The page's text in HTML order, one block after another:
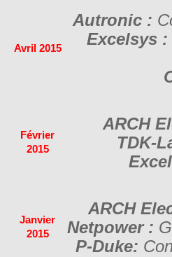
Avril 2015
Autronic :
Excelsys :
Février
2015
ARCH
TDK-
Janvier
2015
ARCH
Netpower :
P-Duke: